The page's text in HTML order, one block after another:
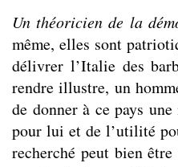
Un théoricien de la
même, elles sont
délivrer l’Italie des
rendre illustre, un
de donner à ce pays
pour lui et de l’utilité
recherché peut bien